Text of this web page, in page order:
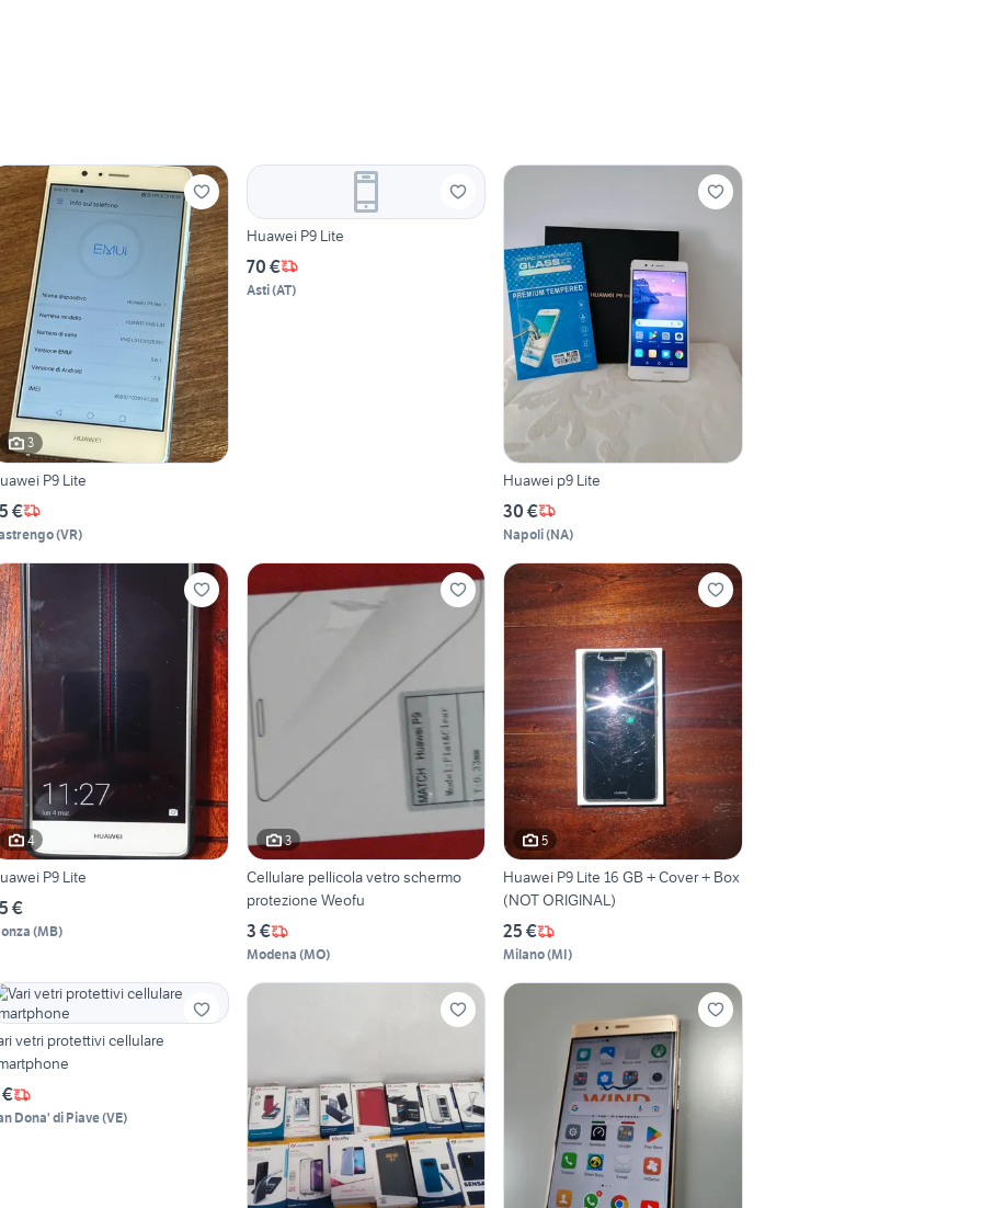
3
P9 Lite
€
(VR)
Huawei P9 Lite
70 €
Asti(AT)
Huawei p9 Lite
30 €
Napoli(NA)
4
P9 Lite
€
(MB)
3
Cellulare pellicola vetro schermo
protezione Weofu
3 €
Modena (MO)
5
Huawei P9 Lite 16 GB + Cover + Box
(NOT ORIGINAL)
25 €
Milano(MI)
vetri protettivi cellulare
Dona' di Piave(VE)